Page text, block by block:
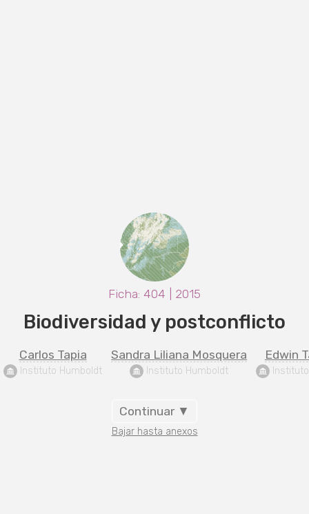
Ficha: 404 | 2015
Biodiversidad y postconflicto
Carlos Tapia
Instituto Humboldt
Sandra Liliana Mosquera
Instituto Humboldt
Edwin
Continuar ▼
Bajar hasta anexos